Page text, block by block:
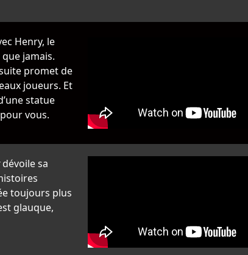
Henry, le
jamais.
promet de
joueurs. Et
statue
vous.
dévoile sa
toujours plus
glauque,